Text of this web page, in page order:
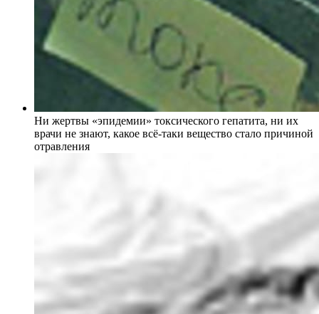
Ни жертвы «эпидемии» токсического гепатита, ни их
врачи не знают, какое всё-таки вещество стало причиной
отравления